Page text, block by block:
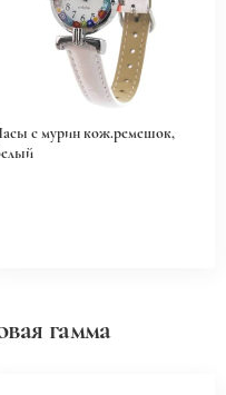
с мурин кож.ремешок,
гамма